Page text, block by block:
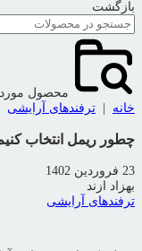
بازگشت
محصول مورد
خانه
ترفندهای آرایشی
چطور ریمل انتخاب
23 فروردین 1402
بهزاد ازند
ترفندهای آرایشی